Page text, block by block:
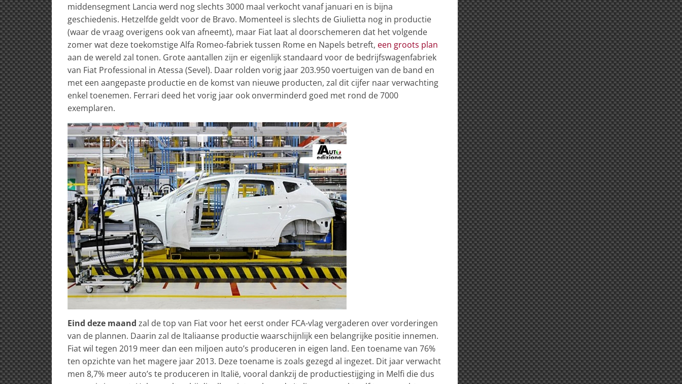
middensegment Lancia werd nog slechts 3000 maal verkocht vanaf januari en is bijna
geschiedenis. Hetzelfde geldt voor de Bravo. Momenteel is slechts de Giulietta nog in productie
(waar de vraag overigens ook van afneemt), maar Fiat laat al doorschemeren dat het volgende
zomer wat deze toekomstige Alfa Romeo-fabriek tussen Rome en Napels betreft, een groots plan
aan de wereld zal tonen. Grote aantallen zijn er eigenlijk standaard voor de bedrijfswagenfabriek
van Fiat Professional in Atessa (Sevel). Daar rolden vorig jaar 203.950 voertuigen van de band en
met een aangepaste productie en de komst van nieuwe producten, zal dit cijfer naar verwachting
enkel toenemen. Ferrari deed het vorig jaar ook onverminderd goed met rond de 7000
exemplaren.
Eind deze maand zal de top van Fiat voor het eerst onder FCA-vlag vergaderen over vorderingen
van de plannen. Daarin zal de Italiaanse productie waarschijnlijk een belangrijke positie innemen.
Fiat wil tegen 2019 meer dan een miljoen auto’s produceren in eigen land. Een toename van 76%
ten opzichte van het magere jaar 2013. Deze toename is zoals gezegd al ingezet. Dit jaar verwacht
men 8,7% meer auto’s te produceren in Italië, vooral dankzij de productiestijging in Melfi die dus